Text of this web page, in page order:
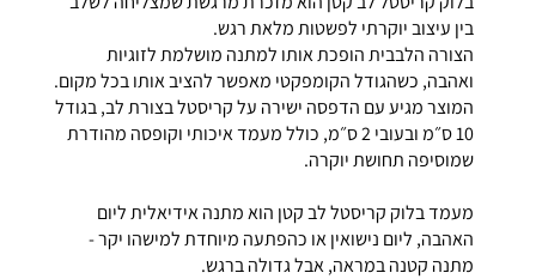
בין עיצוב יוקרתי לפשטות מלאת רגש.
הצורה הלבבית הופכת אותו למתנה מושלמת לזוגיות
ואהבה, כשהגודל הקומפקטי מאפשר להציב אותו בכל מקום.
המוצר מגיע עם הדפסה ישירה על קריסטל בצורת לב, בגודל
10 ס״מ ובעובי 2 ס״מ, כולל מעמד איכותי וקופסה מהודרת
שמוסיפה תחושת יוקרה.
מעמד בלוק קריסטל לב קטן הוא מתנה אידיאלית ליום
האהבה, ליום נישואין או כהפתעה מיוחדת למישהו יקר -
מתנה קטנה במראה, אבל גדולה ברגש.